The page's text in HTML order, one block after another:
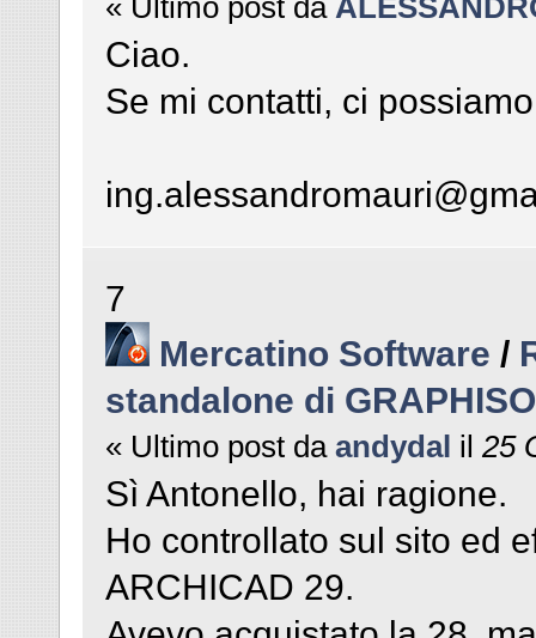
« Ultimo post da
Ciao.
Se mi contatti, ci
7
Mercatino Software /
standalone di
« Ultimo post da andydal il 25
Sì Antonello, hai ragione.
Ho controllato sul sito ed
ARCHICAD 29.